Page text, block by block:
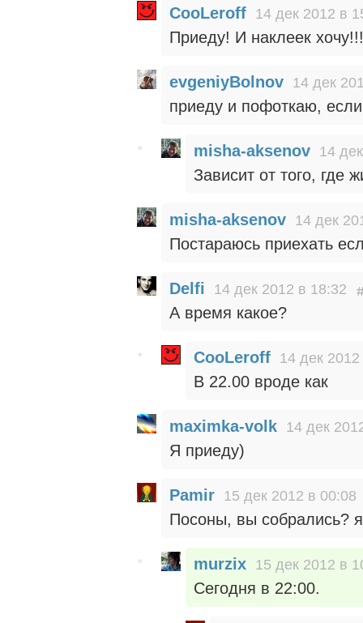
CooLeroff 14 дек 2012 в
Приеду! И наклеек хочу!!!
evgeniyBolnov 14 дек
приеду и пофоткаю,
misha-aksenov 14
Зависит от того, где
misha-aksenov 14 дек
Постараюсь приехать
Delfi 14 дек 2012 в 18:32
А время какое?
CooLeroff 14 дек
В 22.00 вроде как
maximka-volk 14 дек
Я приеду)
Pamir 15 дек 2012 в 00:08
Посоны, вы собрались?
murzix 15 дек 2012 в
Сегодня в 22:00.